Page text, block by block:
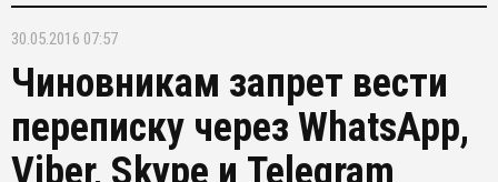
30.05.2016 07:57
Чиновникам запрет вести
переписку через WhatsApp,
Viber, Skype и Telegram